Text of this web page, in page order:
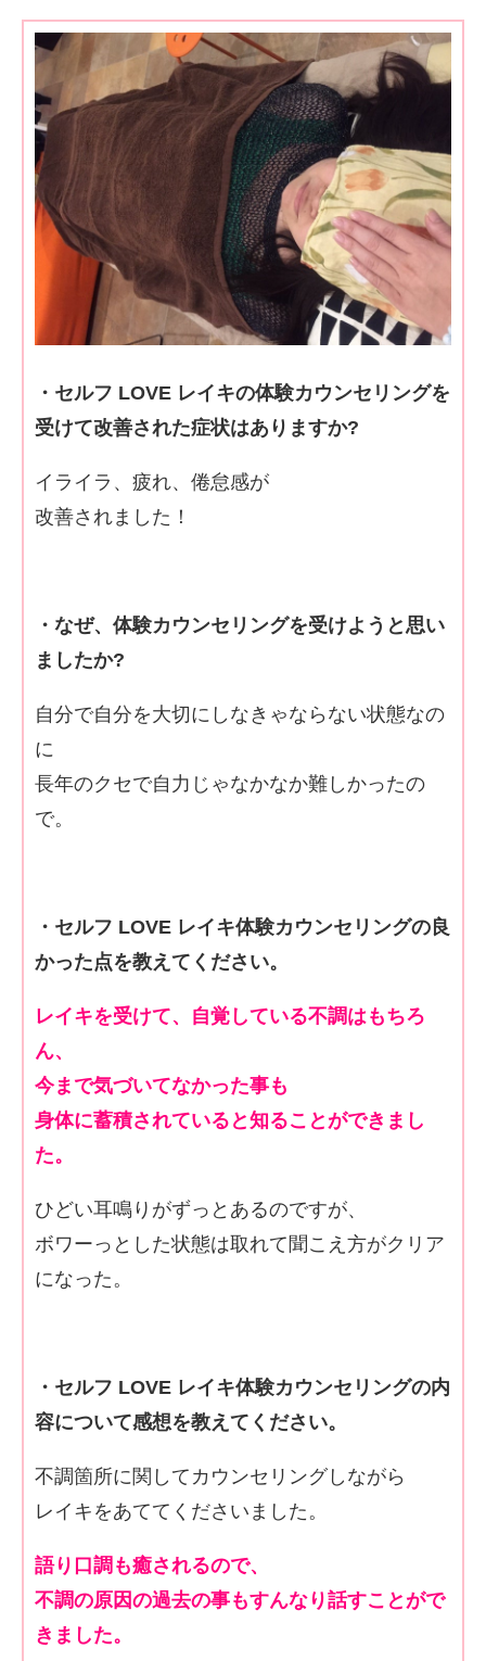
・セルフ LOVE レイキの体験カウンセリングを
受けて改善された症状はありますか?
イライラ、疲れ、倦怠感が
改善されました！
・なぜ、体験カウンセリングを受けようと思い
ましたか?
自分で自分を大切にしなきゃならない状態なの
に
長年のクセで自力じゃなかなか難しかったの
で。
・セルフ LOVE レイキ体験カウンセリングの良
かった点を教えてください。
レイキを受けて、自覚している不調はもちろ
ん、
今まで気づいてなかった事も
身体に蓄積されていると知ることができまし
た。
ひどい耳鳴りがずっとあるのですが、
ボワーっとした状態は取れて聞こえ方がクリア
になった。
・セルフ LOVE レイキ体験カウンセリングの内
容について感想を教えてください。
不調箇所に関してカウンセリングしながら
レイキをあててくださいました。
語り口調も癒されるので、
不調の原因の過去の事もすんなり話すことがで
きました。